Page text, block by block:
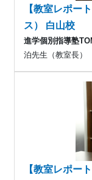
【教室レポー
ス） 白山校
進学個別指導塾
泊先生（教室長）
【教室レポー